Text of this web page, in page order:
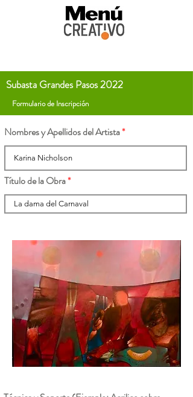
Subasta Grandes Pasos 2022
Formulario de Inscripción
Nombres y Apellidos del Artista
Título de la Obra